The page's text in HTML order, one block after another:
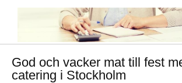
God och vacker mat till fest
catering i Stockholm